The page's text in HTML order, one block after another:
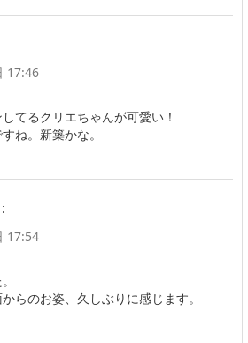
17:46
てるクリエちゃんが可愛い！
ね。新築かな。
17:54
らのお姿、久しぶりに感じます。